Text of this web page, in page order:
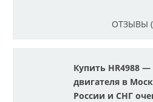
ОТЗЫВЫ
Купить HR4988
двигателя в
России и СНГ